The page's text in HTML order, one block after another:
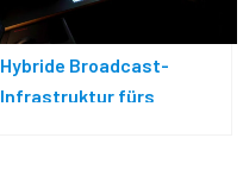
Hybride Broadcast-
Infrastruktur fürs